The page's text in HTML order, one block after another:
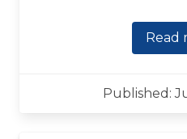
Read
Published: